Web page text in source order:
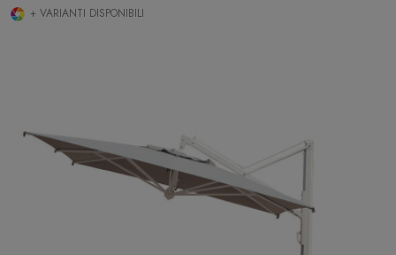
+ VARIANTI DISPONIBILI